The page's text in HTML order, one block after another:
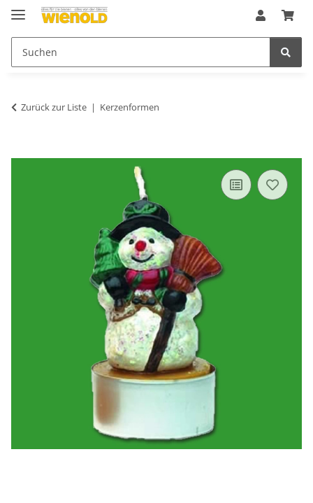
Zurück zur Liste Kerzenformen